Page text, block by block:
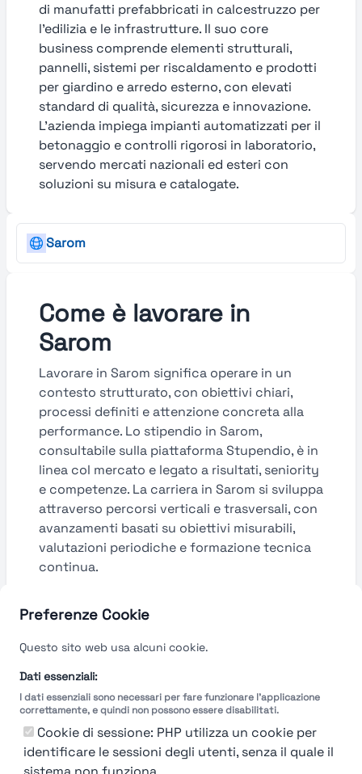
Preferenze Cookie
Questo sito web usa alcuni cookie.
Dati essenziali:
I dati essenziali sono necessari per fare funzionare l'applicazione
correttamente, e quindi non possono essere disabilitati.
Cookie di sessione: PHP utilizza un cookie per
identificare le sessioni degli utenti, senza il quale il
di manufatti prefabbricati in calcestruzzo per
l’edilizia e le infrastrutture. Il suo core
business comprende elementi strutturali,
pannelli, sistemi per riscaldamento e prodotti
per giardino e arredo esterno, con elevati
standard di qualità, sicurezza e innovazione.
L’azienda impiega impianti automatizzati per il
betonaggio e controlli rigorosi in laboratorio,
servendo mercati nazionali ed esteri con
soluzioni su misura e catalogate.
Sarom
Come è lavorare in
Sarom
Lavorare in Sarom significa operare in un
contesto strutturato, con obiettivi chiari,
processi definiti e attenzione concreta alla
performance. Lo stipendio in Sarom,
consultabile sulla piattaforma Stupendio, è in
linea col mercato e legato a risultati, seniority
e competenze. La carriera in Sarom si sviluppa
attraverso percorsi verticali e trasversali, con
avanzamenti basati su obiettivi misurabili,
valutazioni periodiche e formazione tecnica
continua.
Guarda le valutazioni →